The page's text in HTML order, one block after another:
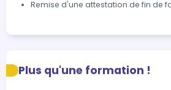
Remise d'une attestation de fin de
Plus qu'une formation !